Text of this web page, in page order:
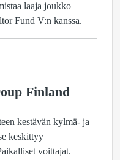
laaja joukko
Fund V:n kanssa.
Finland
kestävän kylmä- ja
keskittyy
voittajat.